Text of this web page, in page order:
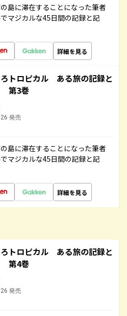
島に滞在することになった筆者
マジカルな45日間の記録と記
詳細を見る
トロピカル ある旅の記録と
第3巻
発売
島に滞在することになった筆者
マジカルな45日間の記録と記
詳細を見る
トロピカル ある旅の記録と
第4巻
発売